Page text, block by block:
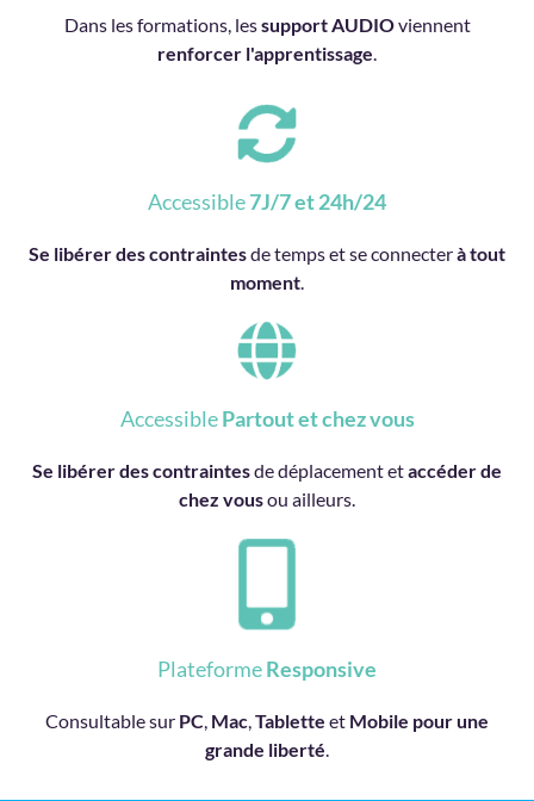
Dans les formations, lessupport AUDIOviennent
renforcer l'apprentissage.
Accessible7J/7 et 24h/24
Se libérer des contraintesde temps et se connecterà tout
moment.
AccessiblePartout et chez vous
Se libérer des contraintesde déplacement etaccéder de
chez vousou ailleurs.
PlateformeResponsive
Consultable sur PC, Mac,Tablette et Mobile pour une
grande liberté.